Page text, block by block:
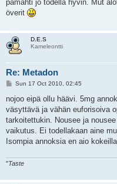
pamahti jo todella hyvin. Mut
överit
D.E.S
Kameleontti
Re: Metadon
P
s
t
Sun 17 Oct 2010, 02:45
nojoo eipä ollu häävi. 5mg
väsyttävä ja vähän euforisoiva
tarkoitettukin. Nousee ja
vaikutus. Ei todellakaan aine
Isompia annoksia en aio
"Taste